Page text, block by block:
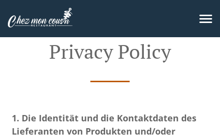
Privacy Policy
1. Die Identität und die Kontaktdaten des
Lieferanten von Produkten und/oder